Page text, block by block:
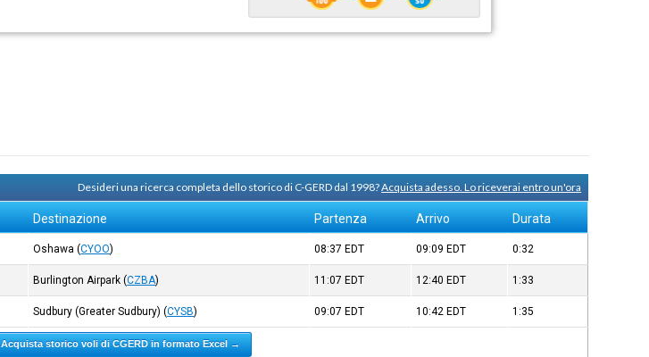
Desideri una ricerca completa dello storico di C-GERD dal 1998?Acquista adesso. Lo riceverai entro un'ora
Destinazione Partenza Arrivo Durata
Oshawa (CYOO) 08:37 EDT 09:09 EDT 0:32
Burlington Airpark (CZBA) 11:07 EDT 12:40 EDT 1:33
Sudbury (Greater Sudbury) (CYSB) 09:07 EDT 10:42 EDT 1:35
Acquista storico voli di CGERD in formato Excel →